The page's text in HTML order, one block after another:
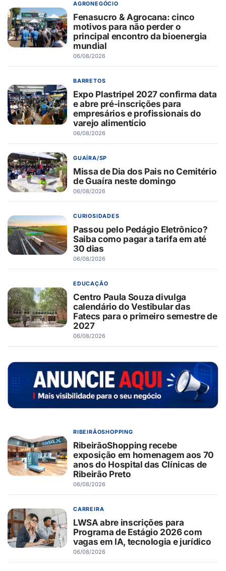
AGRONEGÓCIO
Fenasucro & Agrocana: cinco
motivos para não perder o
principal encontro da bioenergia
mundial
06/08/2026
BARRETOS
Expo Plastripel 2027 confirma data
e abre pré-inscrições para
empresários e profissionais do
varejo alimentício
06/08/2026
GUAÍRA/SP
Missa de Dia dos Pais no Cemitério
de Guaíra neste domingo
06/08/2026
CURIOSIDADES
Passou pelo Pedágio Eletrônico?
Saiba como pagar a tarifa em até
30 dias
06/08/2026
EDUCAÇÃO
Centro Paula Souza divulga
calendário do Vestibular das
Fatecs para o primeiro semestre de
2027
06/08/2026
RIBEIRÃOSHOPPING
RibeirãoShopping recebe
exposição em homenagem aos 70
anos do Hospital das Clínicas de
Ribeirão Preto
06/08/2026
CARREIRA
LWSA abre inscrições para
Programa de Estágio 2026 com
vagas em IA, tecnologia e jurídico
06/08/2026